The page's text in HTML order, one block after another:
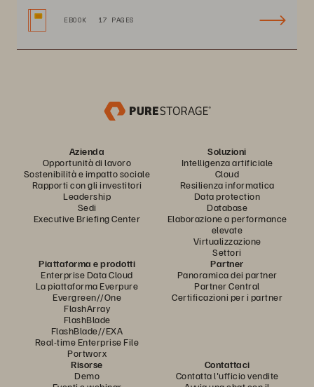
EBOOK 17 PAGES
Azienda
Opportunità di lavoro
Sostenibilità e impatto sociale
Rapporti con gli investitori
Leadership
Sedi
Executive Briefing Center
Soluzioni
Intelligenza artificiale
Cloud
Resilienza informatica
Data protection
Database
Elaborazione a performance
elevate
Virtualizzazione
Settori
Piattaforma e prodotti
Enterprise Data Cloud
La piattaforma Everpure
Evergreen//One
FlashArray
FlashBlade
FlashBlade//EXA
Real-time Enterprise File
Portworx
Partner
Panoramica dei partner
Partner Central
Certificazioni per i partner
Risorse
Demo
Contattaci
Contatta l'ufficio vendite